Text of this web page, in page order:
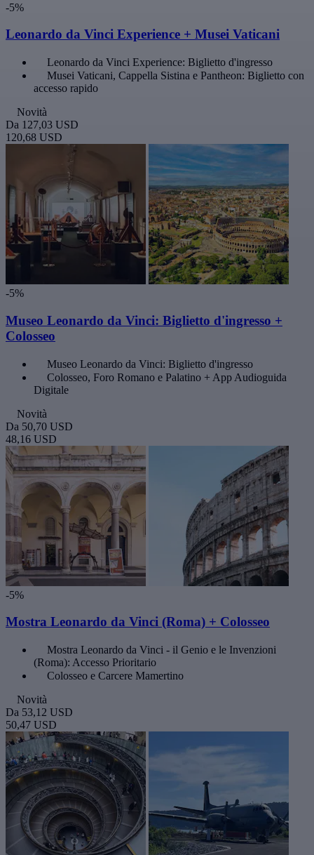
-5%
Leonardo da Vinci Experience + Musei Vaticani
Leonardo da Vinci Experience: Biglietto d'ingresso
Musei Vaticani, Cappella Sistina e Pantheon: Biglietto con
accesso rapido
Novità
Da 127,03 USD
120,68 USD
-5%
Museo Leonardo da Vinci: Biglietto d'ingresso +
Colosseo
Museo Leonardo da Vinci: Biglietto d'ingresso
Colosseo, Foro Romano e Palatino + App Audioguida
Digitale
Novità
Da 50,70 USD
48,16 USD
-5%
Mostra Leonardo da Vinci (Roma) + Colosseo
Mostra Leonardo da Vinci - il Genio e le Invenzioni
(Roma): Accesso Prioritario
Colosseo e Carcere Mamertino
Novità
Da 53,12 USD
50,47 USD